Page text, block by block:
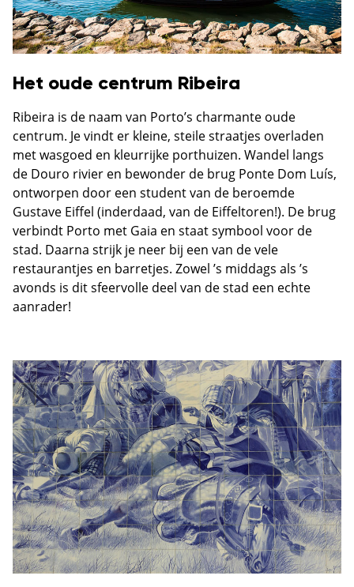
Het oude centrum Ribeira
Ribeira is de naam van Porto’s charmante oude
centrum. Je vindt er kleine, steile straatjes overladen
met wasgoed en kleurrijke porthuizen. Wandel langs
de Douro rivier en bewonder de brug Ponte Dom Luís,
ontworpen door een student van de beroemde
Gustave Eiffel (inderdaad, van de Eiffeltoren!). De brug
verbindt Porto met Gaia en staat symbool voor de
stad. Daarna strijk je neer bij een van de vele
restaurantjes en barretjes. Zowel ’s middags als ’s
avonds is dit sfeervolle deel van de stad een echte
aanrader!